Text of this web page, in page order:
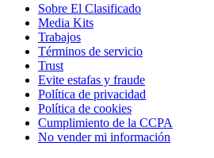
Sobre El Clasificado
Media Kits
Trabajos
Términos de servicio
Trust
Evite estafas y fraude
Política de privacidad
Política de cookies
Cumplimiento de la CCPA
No vender mi información